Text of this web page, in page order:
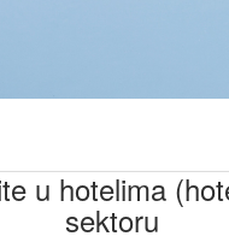
u hotelima
sektoru